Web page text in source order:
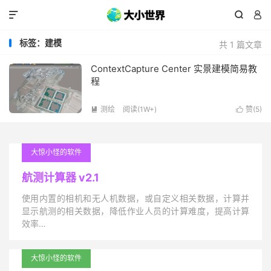
 

共 1 篇文章
标签：建模
ContextCapture Center 实景建模简易教
程
 赞(5)
 测绘 阅读(1W+)
大惊小怪的软件
航测计算器 v2.1
使用内置的相机和无人机数据，或自定义相关数据，计算并
显示航测的相关数据，降低作业人员的计算难度，提高计算
效率…
大惊小怪的软件